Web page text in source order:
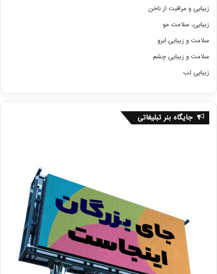
زیبایی و مراقبت از ناخن
زیبایی، سلامت مو
سلامت و زیبایی ابرو
سلامت و زیبایی چشم
زیبایی لب
جایگاه بنر تبلیغاتی